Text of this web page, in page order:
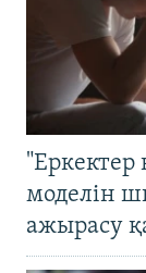
моделін
ажырасу